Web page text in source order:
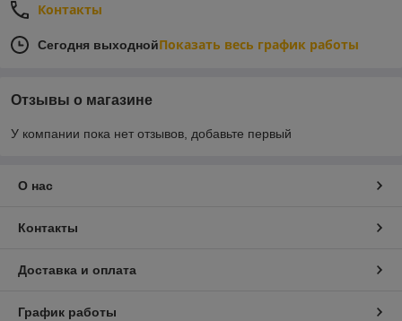
Контакты
Сегодня выходнойПоказать весь график работы
Отзывы о магазине
У компании пока нет отзывов, добавьте первый
О нас
Контакты
Доставка и оплата
График работы